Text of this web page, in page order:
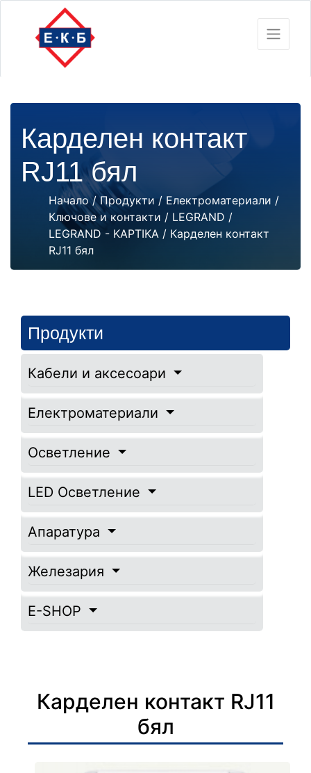
Карделен контакт
RJ11 бял
Начало/Продукти /Електроматериали /
Ключове и контакти / LEGRAND /
LEGRAND - KAPTIKA / Карделен контакт
RJ11 бял
Продукти
Кабели и аксесоари
Електроматериали
Осветление
LED Осветление
Апаратура
Железария
E-SHOP
Карделен контакт RJ11
бял